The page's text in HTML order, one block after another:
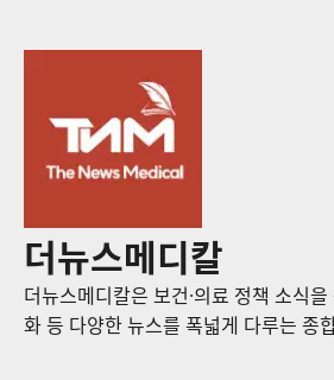
더뉴스메디칼
더뉴스메디칼은 보건·의료 정책 소식
화 등 다양한 뉴스를 폭넓게 다루는 종